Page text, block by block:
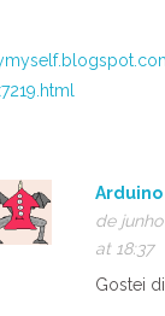
Arduino
de
at 18:37
Gostei